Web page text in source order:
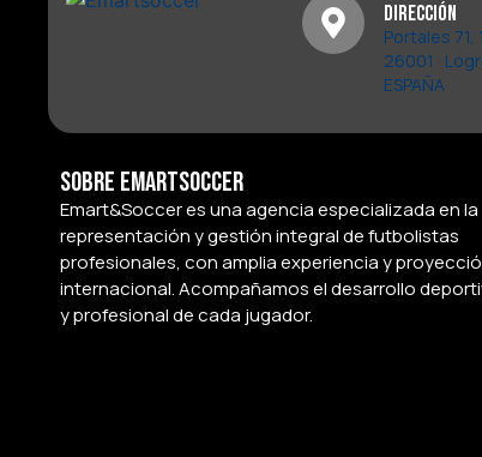
Dirección
Portales 71,
26001 ·
ESPAÑA
Sobre Emartsoccer
Emart&Soccer es una agencia especializada en la
representación y gestión integral de futbolistas
profesionales, con amplia experiencia y
internacional. Acompañamos el desarrollo
y profesional de cada jugador.